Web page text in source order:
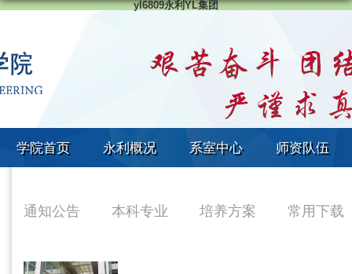
yl6809永利YL集团
学院首页 永利概况 系室中心 师资队伍
通知公告 本科专业 培养方案 常用下载